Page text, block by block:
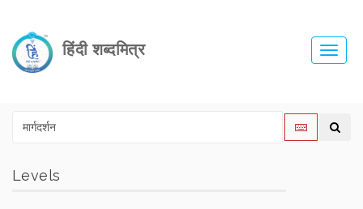
हिंदी शब्दमित्र
Levels